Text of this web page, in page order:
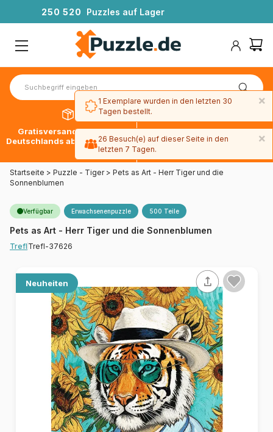
250 520 Puzzles auf Lager
Gratisversand innerhalb
Deutschlands ab 49 € mit DPD
30 Tage später bezahlen
mit Paypal
Startseite > Puzzle - Tiger > Pets as Art - Herr Tiger und die
Sonnenblumen
Verfügbar Erwachsenenpuzzle 500 Teile
Pets as Art - Herr Tiger und die Sonnenblumen
Trefl Trefl-37626
Neuheiten
×
1 Exemplare wurden in den letzten 30
Tagen bestellt.
×
26 Besuch(e) auf dieser Seite in den
letzten 7 Tagen.